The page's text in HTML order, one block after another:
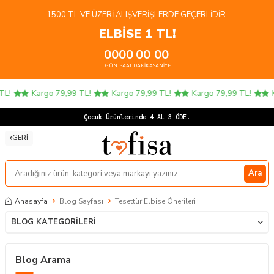
1500 TL VE ÜZERI ALIŞVERIŞLERDE GEÇERLIDIR.
ELBİSE 1 TL!
00
GÜN
00
SAAT
00
DAKIKA
00
SANIYE
Kargo 79,99 TL! Kargo 79,99 TL! Kargo 79,99 TL! Kargo
Ço
GERI
Ara
Anasayfa Blog Sayfası Tesettür Elbise Önerileri
BLOG KATEGORILERI
Blog Arama